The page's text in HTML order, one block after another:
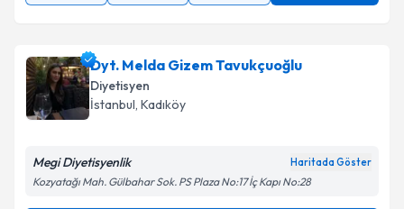
Dyt. Melda Gizem Tavukçuoğlu
Diyetisyen
İstanbul, Kadıköy
Megi Diyetisyenlik Haritada Göster
Kozyatağı Mah. Gülbahar Sok. PS Plaza No:17 İç Kapı No:28